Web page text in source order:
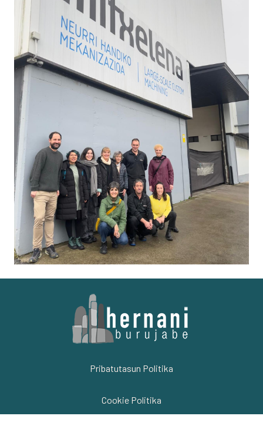
Pribatutasun Politika
Cookie Politika